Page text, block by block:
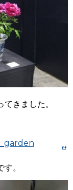
きました。
。